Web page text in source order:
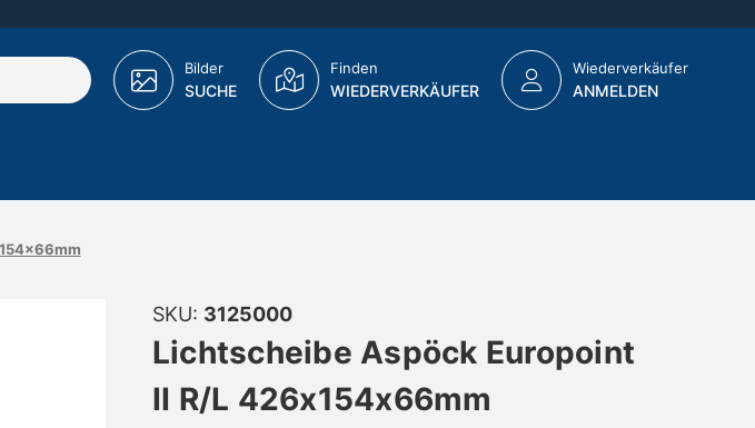
Bilder
SUCHE
Finden
WIEDERVERKÄUFER
Wiederverkäufer
ANMELDEN
SKU: 3125000
Lichtscheibe Aspöck Europoint
II R/L 426x154x66mm